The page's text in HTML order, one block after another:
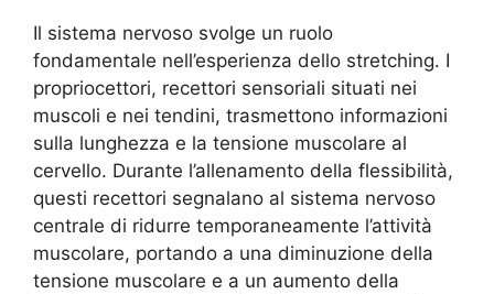
Il sistema nervoso svolge un ruolo
fondamentale nell’esperienza dello stretching. I
propriocettori, recettori sensoriali situati nei
muscoli e nei tendini, trasmettono informazioni
sulla lunghezza e la tensione muscolare al
cervello. Durante l’allenamento della flessibilità,
questi recettori segnalano al sistema nervoso
centrale di ridurre temporaneamente l’attività
muscolare, portando a una diminuzione della
tensione muscolare e a un aumento della